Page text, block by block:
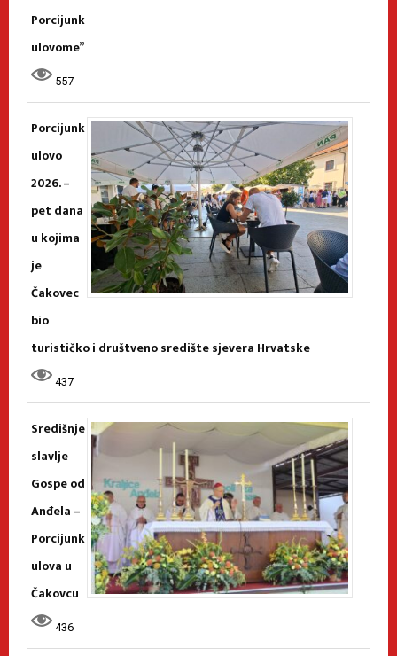
Porcijunk
ulovome”
557
Porcijunk
ulovo
2026. –
pet dana
u kojima
je
Čakovec
bio
turističko i društveno središte sjevera Hrvatske
437
Središnje
slavlje
Gospe od
Anđela –
Porcijunk
ulova u
Čakovcu
436